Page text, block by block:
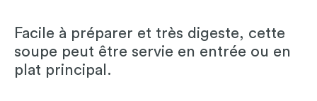
Facile à préparer et très digeste, cette
soupe peut être servie en entrée ou en
plat principal.